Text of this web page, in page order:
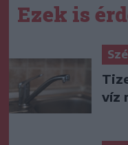
Ezek is
víz